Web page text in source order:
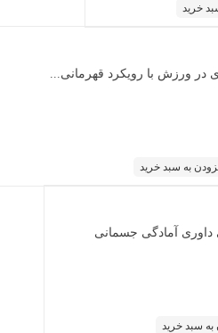
ورزش با رویکرد قهرمانی...
به سبد خرید
آمادگی جسمانی
خرید